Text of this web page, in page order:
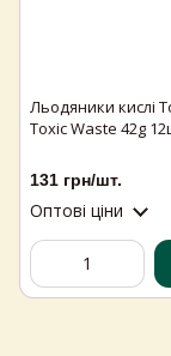
Льодяники кислі
Toxic Waste 42g
131 грн/шт.
Оптові ціни